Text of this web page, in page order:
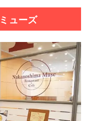
ューズ